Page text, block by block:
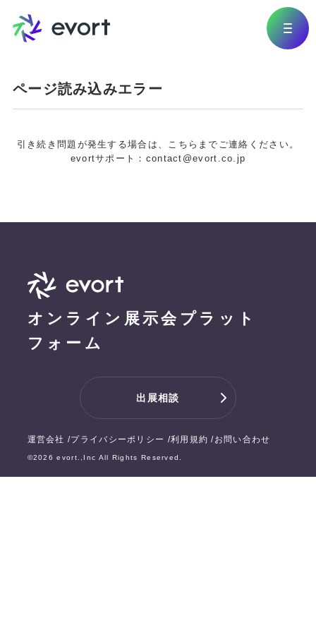
ページ読み込みエラー
引き続き問題が発生する場合は、こちらまでご連絡ください。
evortサポート：contact@evort.co.jp
オンライン展示会プラット
フォーム
出展相談
運営会社 プライバシーポリシー 利用規約 お問い合わせ
©2026 evort.,Inc All Rights Reserved.